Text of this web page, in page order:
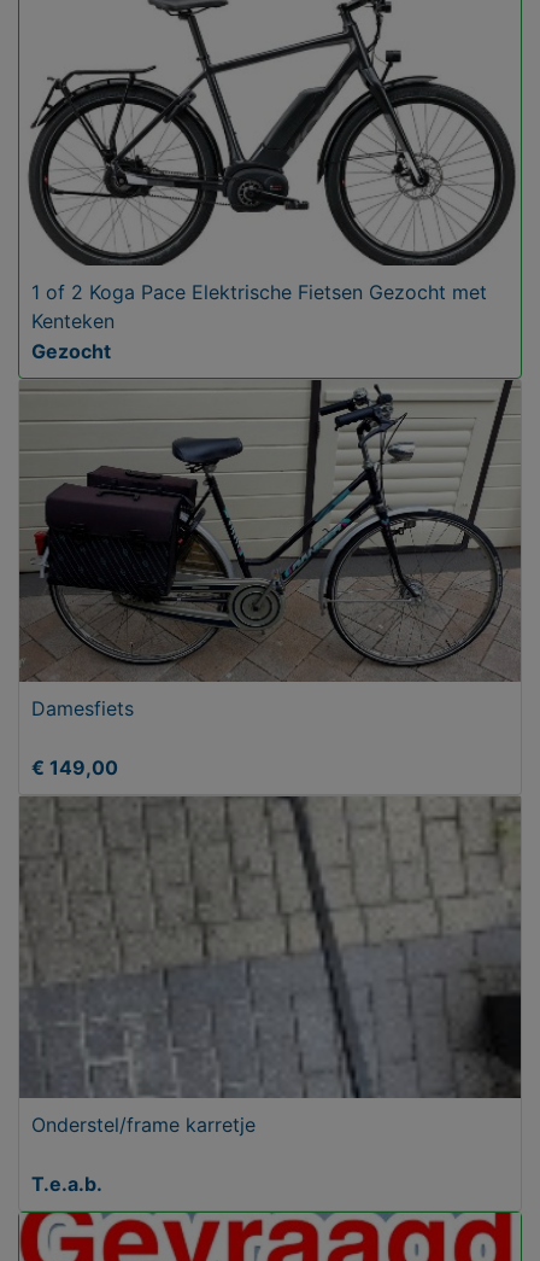
1 of 2 Koga Pace Elektrische Fietsen Gezocht met
Kenteken
Gezocht
Damesfiets
€ 149,00
Onderstel/frame karretje
T.e.a.b.